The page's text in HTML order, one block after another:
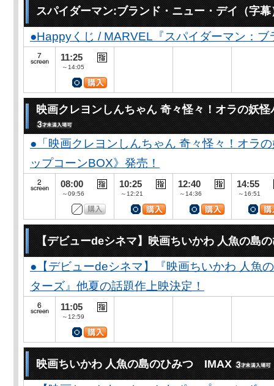
スパイダーマン:ブランド・ニュー・デイ（字幕
●Happyくじ / MARVEL『スパイダーマン：
11:25
～14:05
映画クレヨンしんちゃん 奇々怪々！オラの妖怪
●「映画クレヨンしんちゃん 奇々怪々！オラ
ップコーンBOX》発売！
08:00
～09:56
10:25
～12:21
12:40
～14:36
14:55
～16:51
【デビューdeシネマ】映画ちいかわ 人魚の島
●【デビューdeシネマ】『映画ちいかわ 人魚
ターズ』他夏の話題作上映決定！
11:05
～12:59
映画ちいかわ 人魚の島のひみつ IMAX